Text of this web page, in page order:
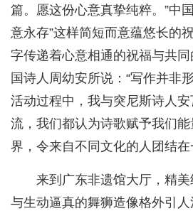
篇。愿这份心意真挚纯粹。”中
意永存”这样简短而意蕴悠长的
字传递着心意相通的祝福与共
国诗人周幼安所说：“写作并非
活动过程中，我与突尼斯诗人安
流，我们都认为诗歌赋予我们
界，令来自不同文化的人团结在
来到广东非遗馆大厅，精
与生动逼真的舞狮造像格外引